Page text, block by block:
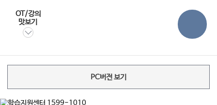
OT/강의
맛보기
PC버전 보기